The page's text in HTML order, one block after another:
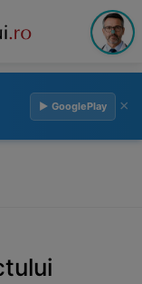
▶ GooglePlay ×